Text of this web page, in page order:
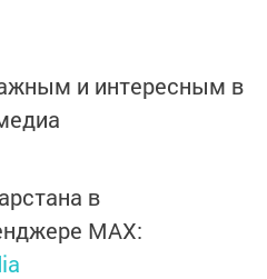
и интересным в
в
MАХ: